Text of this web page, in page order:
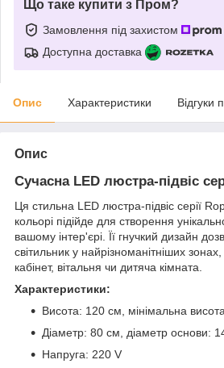
Що таке купити з Пром?
Замовлення під захистом
Доступна доставка
Опис Характеристики Відгуки
Опис
Сучасна LED люстра-підвіс
Ця стильна LED люстра-підвіс серії
кольорі підійде для створення
вашому інтер'єрі. Її гнучкий дизайн
світильник у найрізноманітніших
кабінет, вітальня чи дитяча кімната.
Характеристики:
Висота: 120 см, мінімальна
Діаметр: 80 см, діаметр основи:
Напруга: 220 V